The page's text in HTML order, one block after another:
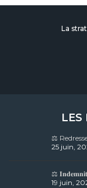
La
LES
⚖️
25 juin,
⚖️
19 juin,